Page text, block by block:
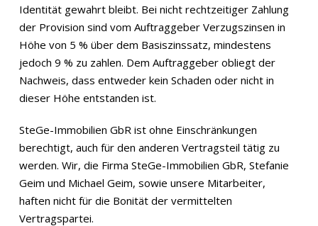
Identität gewahrt bleibt. Bei nicht rechtzeitiger Zahlung
der Provision sind vom Auftraggeber Verzugszinsen in
Höhe von 5 % über dem Basiszinssatz, mindestens
jedoch 9 % zu zahlen. Dem Auftraggeber obliegt der
Nachweis, dass entweder kein Schaden oder nicht in
dieser Höhe entstanden ist.
SteGe-Immobilien GbR ist ohne Einschränkungen
berechtigt, auch für den anderen Vertragsteil tätig zu
werden. Wir, die Firma SteGe-Immobilien GbR, Stefanie
Geim und Michael Geim, sowie unsere Mitarbeiter,
haften nicht für die Bonität der vermittelten
Vertragspartei.